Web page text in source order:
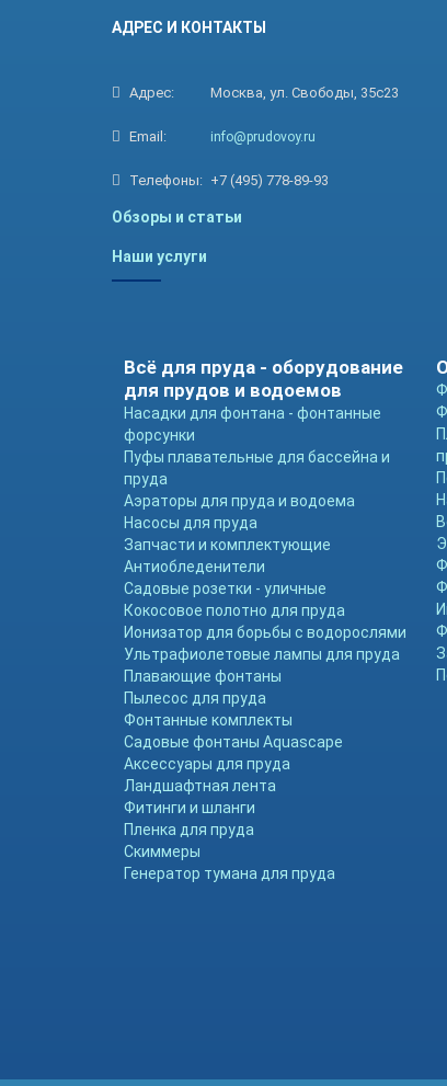
АДРЕС И КОНТАКТЫ
Адрес: Москва, ул. Свободы, 35с23
Email: info@prudovoy.ru
Телефоны: +7 (495) 778-89-93
Обзоры и статьи
Наши услуги
Всё для пруда - оборудование
для прудов и водоемов
Насадки для фонтана - фонтанные
форсунки
Пуфы плавательные для бассейна и
пруда
Аэраторы для пруда и водоема
Насосы для пруда
Запчасти и комплектующие
Антиобледенители
Садовые розетки - уличные
Кокосовое полотно для пруда
Ионизатор для борьбы с водорослями
Ультрафиолетовые лампы для пруда
Плавающие фонтаны
Пылесос для пруда
Фонтанные комплекты
Садовые фонтаны Aquascape
Аксессуары для пруда
Ландшафтная лента
Фитинги и шланги
Пленка для пруда
Скиммеры
Генератор тумана для пруда